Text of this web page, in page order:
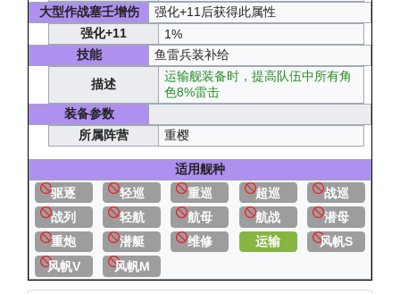
大型作战塞壬增伤
强化+11后获得此属性
强化+11
1%
技能
鱼雷兵装补给
描述
运输舰装备时，提高队伍中所有角
色8%雷击
装备参数
所属阵营
重樱
适用舰种
驱逐
轻巡 重巡 超巡
战巡
战列
轻航 航母 航战
潜母
重炮
潜艇 维修 运输
风帆S
风帆V
风帆M